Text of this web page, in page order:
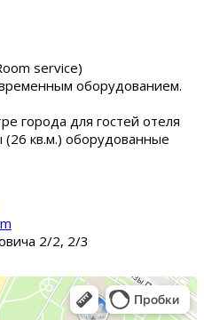
service)
оборудованием.
города для гостей отеля
кв.м.) оборудованные
2/2, 2/3